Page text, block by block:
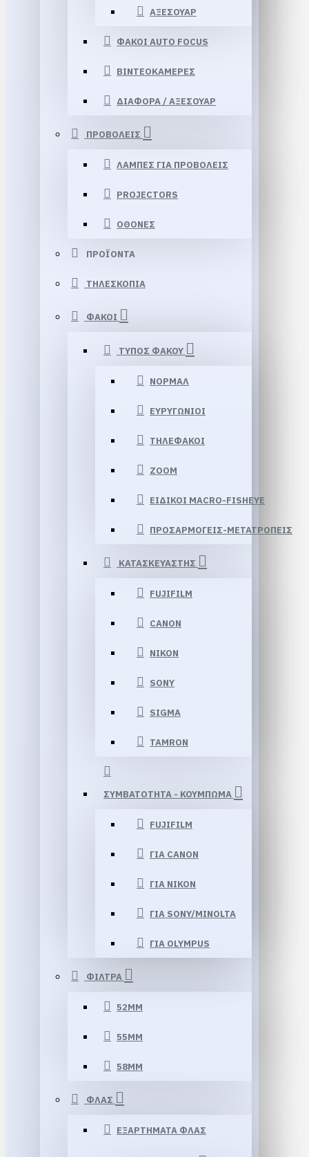
ΑΞΕΣΟΥΑΡ
ΦΑΚΟΙ AUTO FOCUS
ΒΙΝΤΕΟΚΑΜΕΡΕΣ
ΔΙΑΦΟΡΑ / ΑΞΕΣΟΥΑΡ
ΠΡΟΒΟΛΕΙΣ
ΛΑΜΠΕΣ ΓΙΑ ΠΡΟΒΟΛΕΙΣ
PROJECTORS
ΟΘΟΝΕΣ
ΠΡΟΪΟΝΤΑ
ΤΗΛΕΣΚΟΠΙΑ
ΦΑΚΟΙ
ΤΥΠΟΣ ΦΑΚΟΥ
ΝΟΡΜΑΛ
ΕΥΡΥΓΩΝΙΟΙ
ΤΗΛΕΦΑΚΟΙ
ZOOM
ΕΙΔΙΚΟΙ MACRO-FISHEYE
ΠΡΟΣΑΡΜΟΓΕΙΣ-ΜΕΤΑΤΡΟΠΕΙΣ
ΚΑΤΑΣΚΕΥΑΣΤΗΣ
FUJIFILM
CANON
NIKON
SONY
SIGMA
TAMRON
ΣΥΜΒΑΤΟΤΗΤΑ - ΚΟΥΜΠΩΜΑ
FUJIFILM
ΓΙΑ CANON
ΓΙΑ NIKON
ΓΙΑ SONY/MINOLTA
ΓΙΑ OLYMPUS
ΦΙΛΤΡΑ
52MM
55MM
58MM
ΦΛΑΣ
ΕΞΑΡΤΗΜΑΤΑ ΦΛΑΣ